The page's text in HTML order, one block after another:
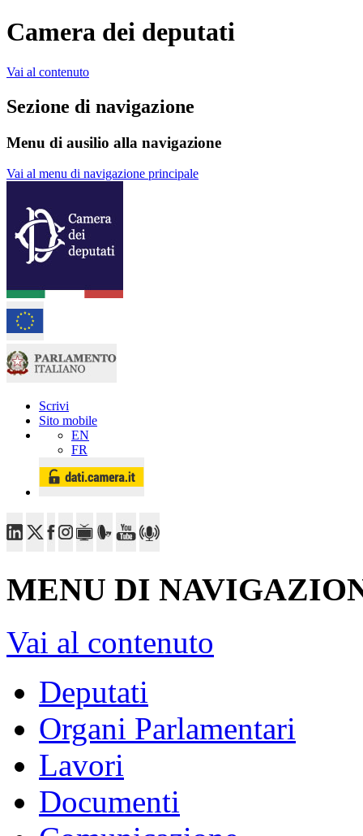
Camera dei deputati
Vai al contenuto
Sezione di navigazione
Menu di ausilio alla navigazione
Vai al menu di navigazione principale
Scrivi
Sito mobile
EN
FR
MENU DI
Vai al contenuto
Deputati
Organi Parlamentari
Lavori
Documenti